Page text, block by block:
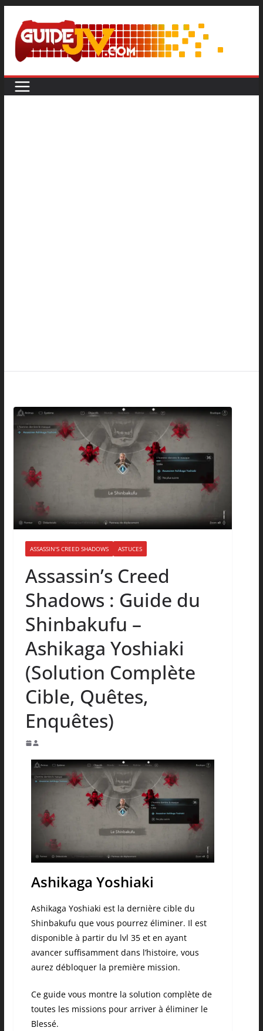
ASSASSIN'S CREED SHADOWS ASTUCES
Assassin’s Creed
Shadows : Guide du
Shinbakufu –
Ashikaga Yoshiaki
(Solution Complète
Cible, Quêtes,
Enquêtes)
Ashikaga Yoshiaki
Ashikaga Yoshiaki est la dernière cible du
Shinbakufu que vous pourrez éliminer. Il est
disponible à partir du lvl 35 et en ayant
avancer suffisamment dans l’histoire, vous
aurez débloquer la première mission.
Ce guide vous montre la solution complète de
toutes les missions pour arriver à éliminer le
Blessé.